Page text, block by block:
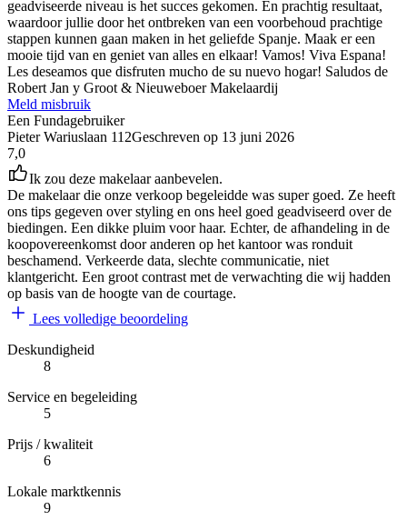
geadviseerde niveau is het succes gekomen. En prachtig resultaat,
waardoor jullie door het ontbreken van een voorbehoud prachtige
stappen kunnen gaan maken in het geliefde Spanje. Maak er een
mooie tijd van en geniet van alles en elkaar! Vamos! Viva Espana!
Les deseamos que disfruten mucho de su nuevo hogar! Saludos de
Robert Jan y Groot & Nieuweboer Makelaardij
Meld misbruik
Een Fundagebruiker
Pieter Wariuslaan 112Geschreven op 13 juni 2026
7,0
Ik zou deze makelaar aanbevelen.
De makelaar die onze verkoop begeleidde was super goed. Ze heeft
ons tips gegeven over styling en ons heel goed geadviseerd over de
biedingen. Een dikke pluim voor haar. Echter, de afhandeling in de
koopovereenkomst door anderen op het kantoor was ronduit
beschamend. Verkeerde data, slechte communicatie, niet
klantgericht. Een groot contrast met de verwachting die wij hadden
op basis van de hoogte van de courtage.
Lees volledige beoordeling
Deskundigheid
8
Service en begeleiding
5
Prijs / kwaliteit
6
Lokale marktkennis
9